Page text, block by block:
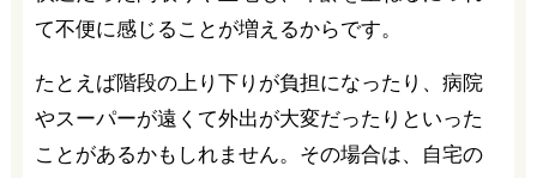
て不便に感じることが増えるからです。
たとえば階段の上り下りが負担になったり、病院
やスーパーが遠くて外出が大変だったりといった
ことがあるかもしれません。その場合は、自宅の